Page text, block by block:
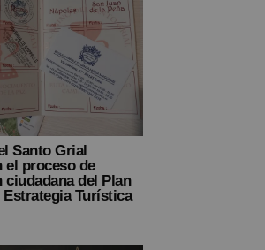
Santo Grial
el proceso de
ciudadana del Plan
Estrategia Turística